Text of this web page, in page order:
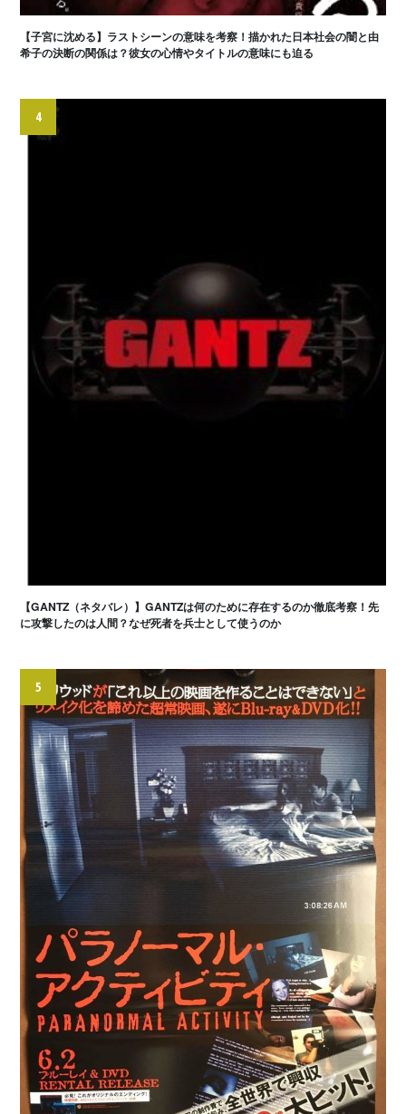
【子宮に沈める】ラストシーンの意味を考察！描かれた日本社会の闇と由
希子の決断の関係は？彼女の心情やタイトルの意味にも迫る
4
【GANTZ（ネタバレ）】GANTZは何のために存在するのか徹底考察！先
に攻撃したのは人間？なぜ死者を兵士として使うのか
5